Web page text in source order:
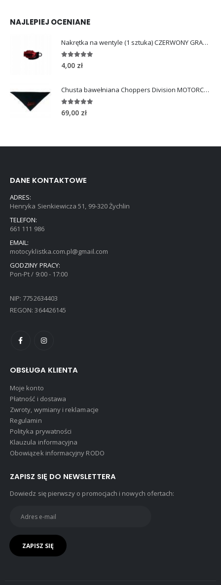
NAJLEPIEJ OCENIANE
Nakrętka na wentyle (1 sztuka) CZERWONY GRANAT
5.00 out of 5
4,00 zł
Chusta bawełniana Choppers Division MOTORCYCLE LOVE
5.00out of 5
69,00 zł
DANE KONTAKTOWE
ADRES:
Henryka Sienkiewicza 51, 99-320 Żychlin
TELEFON:
661 111 986
EMAIL:
motocyklistka.com.pl@gmail.com
GODZINY PRACY:
Pon-Pt / 9:00 - 17:00
NIP: 7752634403
REGON: 364426145
OBSŁUGA KLIENTA
Moje konto
Płatność i dostawa
Zwroty, wymiany i reklamacje
Regulamin
Polityka prywatności
Klauzula informacyjna
Obowiązek informacyjny RODO
ZAPISZ SIĘ DO NEWSLETTERA
Dowiedz się pierwszy o promocjach i nowych ofertach: